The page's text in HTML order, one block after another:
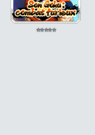
⭐⭐⭐⭐⭐